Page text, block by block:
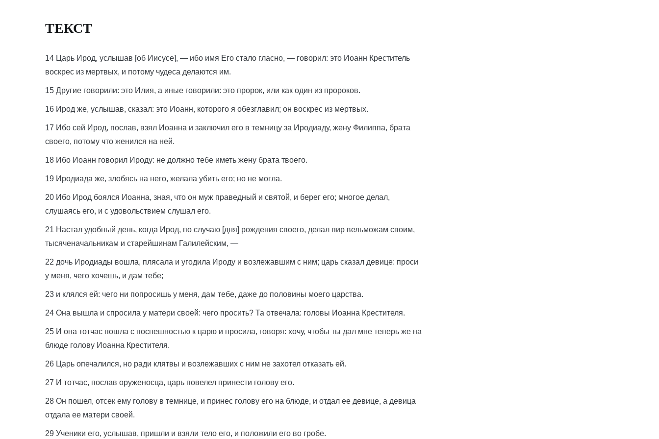
ТЕКСТ
14 Царь Ирод, услышав [об Иисусе], — ибо имя Его стало гласно, — говорил: это Иоанн Креститель
воскрес из мертвых, и потому чудеса делаются им.
15 Другие говорили: это Илия, а иные говорили: это пророк, или как один из пророков.
16 Ирод же, услышав, сказал: это Иоанн, которого я обезглавил; он воскрес из мертвых.
17 Ибо сей Ирод, послав, взял Иоанна и заключил его в темницу за Иродиаду, жену Филиппа, брата
своего, потому что женился на ней.
18 Ибо Иоанн говорил Ироду: не должно тебе иметь жену брата твоего.
19 Иродиада же, злобясь на него, желала убить его; но не могла.
20 Ибо Ирод боялся Иоанна, зная, что он муж праведный и святой, и берег его; многое делал,
слушаясь его, и с удовольствием слушал его.
21 Настал удобный день, когда Ирод, по случаю [дня] рождения своего, делал пир вельможам своим,
тысяченачальникам и старейшинам Галилейским, —
22 дочь Иродиады вошла, плясала и угодила Ироду и возлежавшим с ним; царь сказал девице: проси
у меня, чего хочешь, и дам тебе;
23 и клялся ей: чего ни попросишь у меня, дам тебе, даже до половины моего царства.
24 Она вышла и спросила у матери своей: чего просить? Та отвечала: головы Иоанна Крестителя.
25 И она тотчас пошла с поспешностью к царю и просила, говоря: хочу, чтобы ты дал мне теперь же на
блюде голову Иоанна Крестителя.
26 Царь опечалился, но ради клятвы и возлежавших с ним не захотел отказать ей.
27 И тотчас, послав оруженосца, царь повелел принести голову его.
28 Он пошел, отсек ему голову в темнице, и принес голову его на блюде, и отдал ее девице, а девица
отдала ее матери своей.
29 Ученики его, услышав, пришли и взяли тело его, и положили его во гробе.